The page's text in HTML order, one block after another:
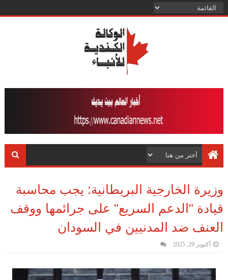
وزيرة الخارجية البريطانية: يجب محاسبة
قيادة "الدعم السريع" على جرائمها ووقف
العنف ضد المدنيين في السودان
أكتوبر 29, 2025